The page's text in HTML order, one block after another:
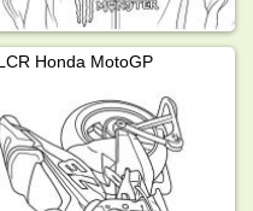
Honda MotoGP